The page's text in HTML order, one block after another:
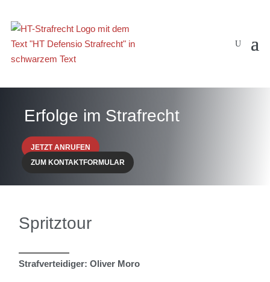
Erfolge im Strafrecht
JETZT ANRUFEN
ZUM KONTAKTFORMULAR
Spritztour
Strafverteidiger: Oliver Moro